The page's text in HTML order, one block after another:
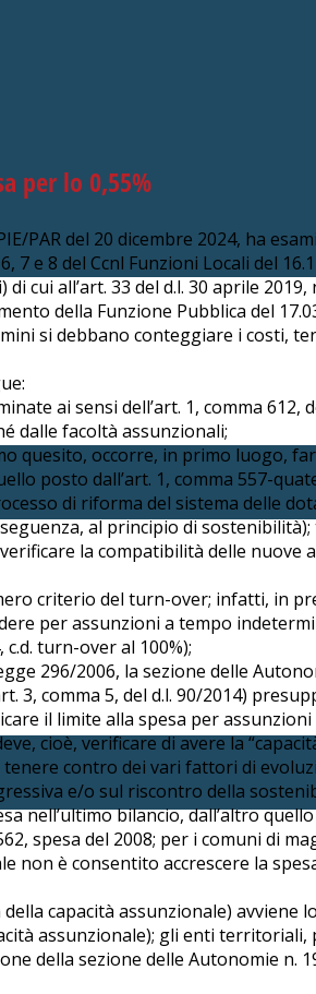
per lo 0,55%
PAR del 20 dicembre 2024, ha
e 8 del Ccnl Funzioni Locali del
all’art. 33 del d.l. 30 aprile
della Funzione Pubblica del
si debbano conteggiare i costi,
ai sensi dell’art. 1, comma 612,
dalle facoltà assunzionali;
quesito, occorre, in primo luogo,
posto dall’art. 1, comma 557-
di riforma del sistema delle
al principio di
la compatibilità delle nuove
criterio del turn-over; infatti, in
per assunzioni a tempo
turn-over al 100%);
296/2006, la sezione delle
3, comma 5, del d.l. 90/2014)
il limite alla spesa per
cioè, verificare di avere la
contro dei vari fattori di
e/o sul riscontro della
nell’ultimo bilancio, dall’altro
spesa del 2008; per i comuni di
non è consentito accrescere la
capacità assunzionale) avviene
assunzionale); gli enti
della sezione delle Autonomie n.